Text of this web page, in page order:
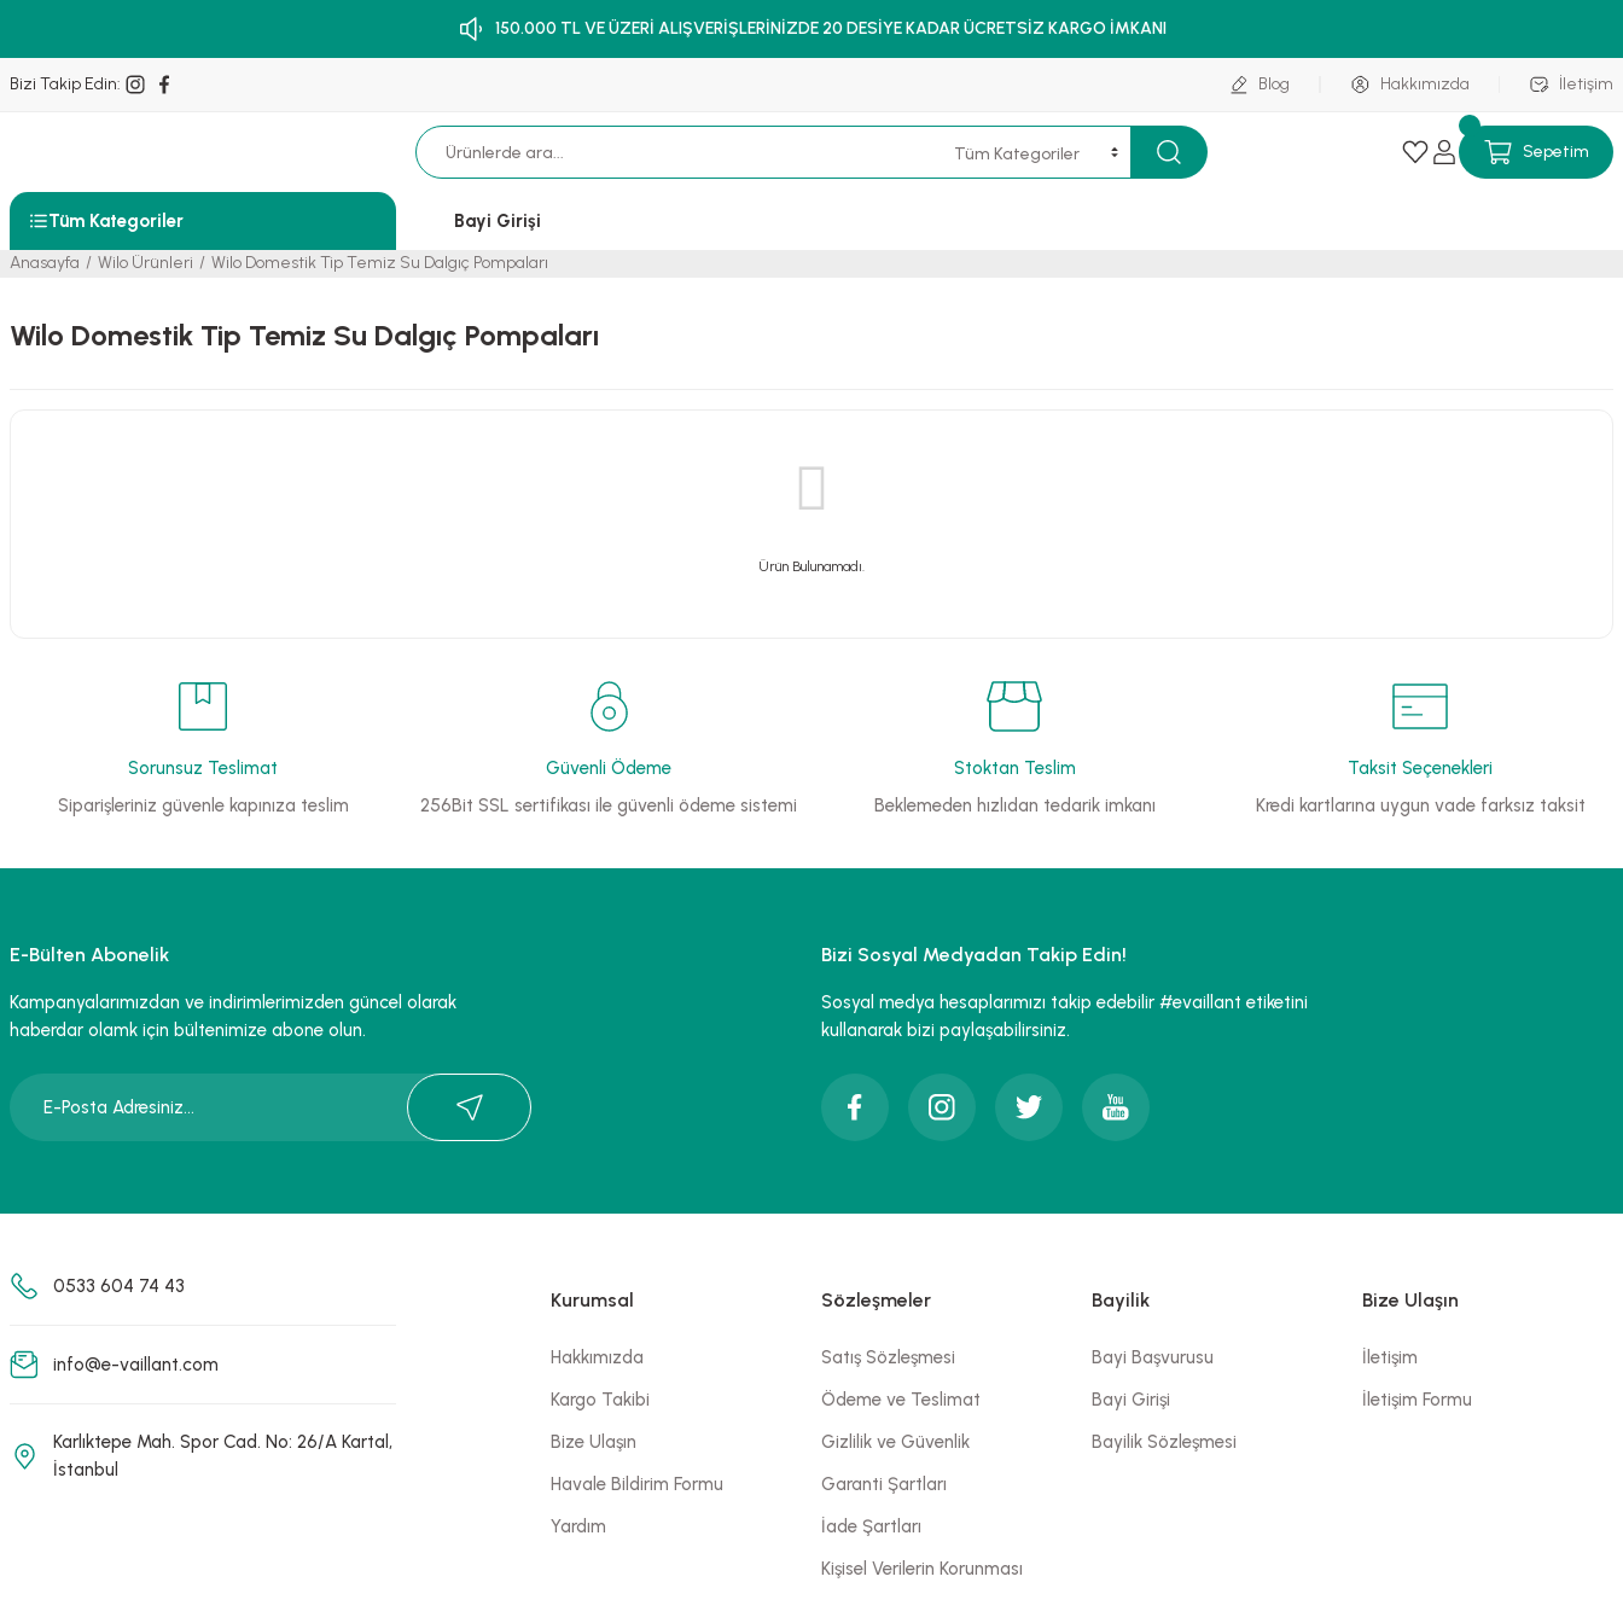
150.000 TL VE ÜZERİ ALIŞVERİŞLERİNİZDE 20 DESİYE KADAR ÜCRETSİZ KARGO İMKANI
Bizi Takip Edin: Blog Hakkımızda İletişim
Sepetim
Tüm Kategoriler Bayi Girişi
Anasayfa Wilo Ürünleri Wilo Domestik Tip Temiz Su Dalgıç Pompaları
Wilo Domestik Tip Temiz Su Dalgıç Pompaları
Ürün Bulunamadı.
Sorunsuz Teslimat
Siparişleriniz güvenle kapınıza teslim
Güvenli Ödeme
256Bit SSL sertifikası ile güvenli ödeme sistemi
Stoktan Teslim
Beklemeden hızlıdan tedarik imkanı
Taksit Seçenekleri
Kredi kartlarına uygun vade farksız taksit
E-Bülten Abonelik
Kampanyalarımızdan ve indirimlerimizden güncel olarak
haberdar olamk için bültenimize abone olun.
Bizi Sosyal Medyadan Takip Edin!
Sosyal medya hesaplarımızı takip edebilir #evaillant etiketini
kullanarak bizi paylaşabilirsiniz.
0533 604 74 43
info@e-vaillant.com
Karlıktepe Mah. Spor Cad. No: 26/A Kartal,
İstanbul
Kurumsal
Hakkımızda
Kargo Takibi
Bize Ulaşın
Havale Bildirim Formu
Yardım
Sözleşmeler
Satış Sözleşmesi
Ödeme ve Teslimat
Gizlilik ve Güvenlik
Garanti Şartları
İade Şartları
Kişisel Verilerin Korunması
Bayilik
Bayi Başvurusu
Bayi Girişi
Bayilik Sözleşmesi
Bize Ulaşın
İletişim
İletişim Formu